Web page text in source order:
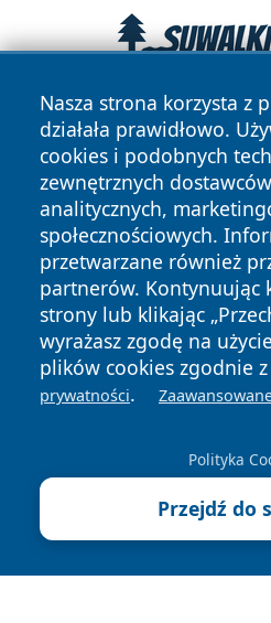
Nasza strona korzysta z
działała prawidłowo.
cookies i podobnych
zewnętrznych
analitycznych,
społecznościowych.
przetwarzane również
partnerów. Kontynuując
strony lub klikając
wyrażasz zgodę na
plików cookies zgodnie z
prywatności.
Polityka
Przejdź do
Copyright © 2026 lubliniec360.pl
zastrzeżone.
News Autorzy
Polityka